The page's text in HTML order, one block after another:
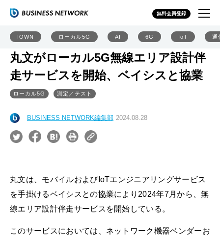
無料会員登録
IOWN ローカル5G AI 6G IoT 通
丸文がローカル5G無線エリア設計伴
走サービスを開始、ベイシスと協業
ローカル5G 測定／テスト
BUSINESS NETWORK編集部 2024.08.28
丸文は、モバイルおよびIoTエンジニアリングサービス
を手掛けるベイシスとの協業により2024年7月から、無
線エリア設計伴走サービスを開始している。
このサービスにおいては、ネットワーク機器ベンダーお